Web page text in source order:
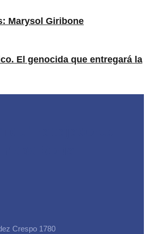
Marysol Giribone
El genocida que entregará la
Crespo 1780